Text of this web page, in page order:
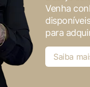
Venha
para
Saiba